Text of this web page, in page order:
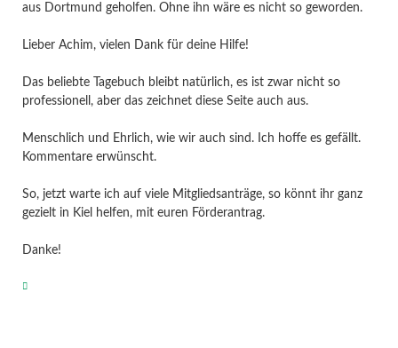
aus Dortmund geholfen. Ohne ihn wäre es nicht so geworden.
Lieber Achim, vielen Dank für deine Hilfe!
Das beliebte Tagebuch bleibt natürlich, es ist zwar nicht so
professionell, aber das zeichnet diese Seite auch aus.
Menschlich und Ehrlich, wie wir auch sind. Ich hoffe es gefällt.
Kommentare erwünscht.
So, jetzt warte ich auf viele Mitgliedsanträge, so könnt ihr ganz
gezielt in Kiel helfen, mit euren Förderantrag.
Danke!